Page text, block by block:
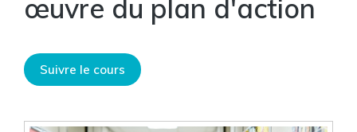
œuvre du plan d'action
Suivre le cours